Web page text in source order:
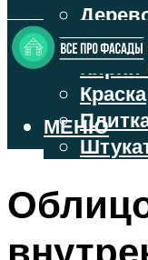
Краска
МЕНЮ